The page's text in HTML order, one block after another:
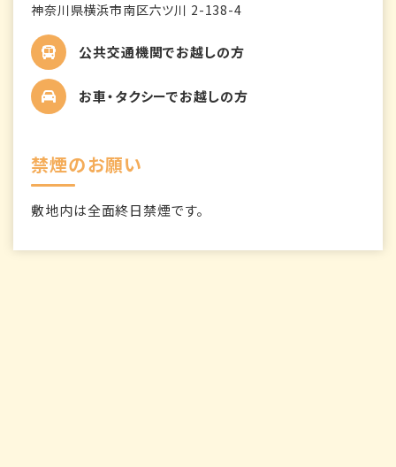
神奈川県横浜市南区六ツ川 2-138-4
公共交通機関でお越しの方
お車・タクシーでお越しの方
禁煙のお願い
敷地内は全面終日禁煙です。